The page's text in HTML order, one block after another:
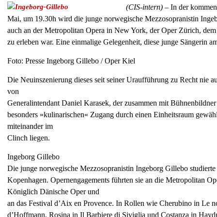
(CIS-intern)– In der
Mai, um 19.30h wird die junge norwegische Mezzosopranistin
auch an der Metropolitan Opera in New York, der Oper Zürich,
zu erleben war. Eine einmalige Gelegenheit, diese junge Sängerin
Foto: Presse Ingeborg Gillebo / Oper Kiel
Die Neuinszenierung dieses seit seiner Uraufführung zu Recht nie
von
Generalintendant Daniel Karasek, der zusammen mit
besonders »kulinarischen« Zugang durch einen Einheitsraum
miteinander im
Clinch liegen.
Ingeborg Gillebo
Die junge norwegische Mezzosopranistin Ingeborg Gillebo
Kopenhagen. Opernengagements führten sie an die Metropolitan
Königlich Dänische Oper und
an das Festival d’Aix en Provence. In Rollen wie Cherubino in Le
d’Hoffmann, Rosina in Il Barbiere di Siviglia und Costanza in